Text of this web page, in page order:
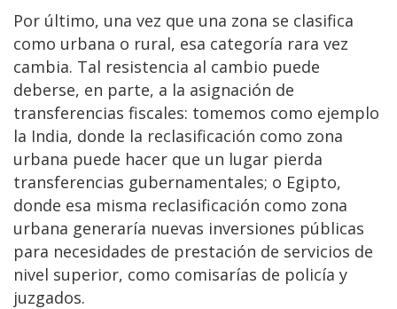
Por último, una vez que una zona se clasifica
como urbana o rural, esa categoría rara vez
cambia. Tal resistencia al cambio puede
deberse, en parte, a la asignación de
transferencias fiscales: tomemos como ejemplo
la India, donde la reclasificación como zona
urbana puede hacer que un lugar pierda
transferencias gubernamentales; o Egipto,
donde esa misma reclasificación como zona
urbana generaría nuevas inversiones públicas
para necesidades de prestación de servicios de
nivel superior, como comisarías de policía y
juzgados.